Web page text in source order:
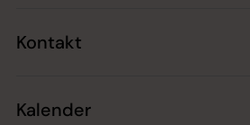
Kontakt
Kalender